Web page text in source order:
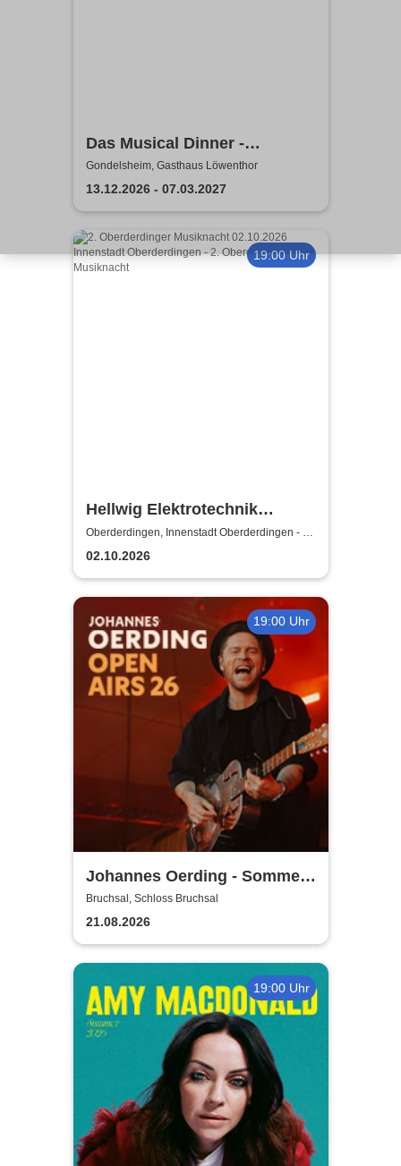
Das Musical Dinner -
Kulinarischer Genuss und
garantierte Unterhaltung
Gondelsheim, Gasthaus Löwenthor
13.12.2026 - 07.03.2027
19:00 Uhr
Hellwig Elektrotechnik
präsentiert: 2. Oberderdinger
Musiknacht
Oberderdingen, Innenstadt Oberderdingen - 2.
Oberderdinger Musiknacht
02.10.2026
19:00 Uhr
Johannes Oerding - Sommer
Open Airs 2026
Bruchsal, Schloss Bruchsal
21.08.2026
19:00 Uhr